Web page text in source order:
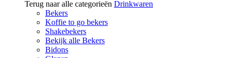
Terug naar alle categorieën Drinkwaren
Bekers
Koffie to go bekers
Shakebekers
Bekijk alle Bekers
Bidons